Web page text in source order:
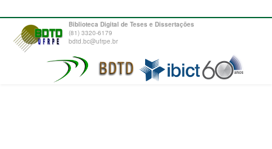
Biblioteca Digital de Teses e Dissertações
(81) 3320-6179
bdtd.bc@ufrpe.br